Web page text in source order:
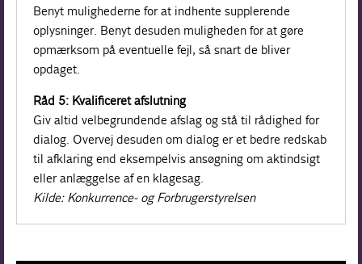
Benyt mulighederne for at indhente supplerende
oplysninger. Benyt desuden muligheden for at gøre
opmærksom på eventuelle fejl, så snart de bliver
opdaget.
Råd 5: Kvalificeret afslutning
Giv altid velbegrundende afslag og stå til rådighed for
dialog. Overvej desuden om dialog er et bedre redskab
til afklaring end eksempelvis ansøgning om aktindsigt
eller anlæggelse af en klagesag.
Kilde: Konkurrence- og Forbrugerstyrelsen